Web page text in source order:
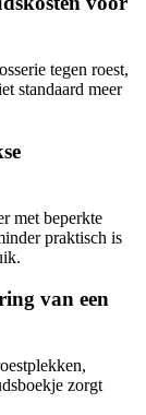
tegen roest,
standaard meer
met beperkte
praktisch is
van een
zorgt